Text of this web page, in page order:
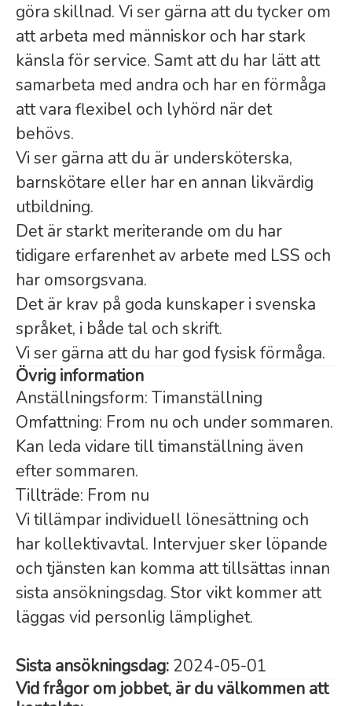
göra skillnad. Vi ser gärna att du tycker om
att arbeta med människor och har stark
känsla för service. Samt att du har lätt att
samarbeta med andra och har en förmåga
att vara flexibel och lyhörd när det
behövs.
Vi ser gärna att du är undersköterska,
barnskötare eller har en annan likvärdig
utbildning.
Det är starkt meriterande om du har
tidigare erfarenhet av arbete med LSS och
har omsorgsvana.
Det är krav på goda kunskaper i svenska
språket, i både tal och skrift.
Vi ser gärna att du har god fysisk förmåga.
Övrig information
Anställningsform: Timanställning
Omfattning: From nu och under sommaren.
Kan leda vidare till timanställning även
efter sommaren.
Tillträde: From nu
Vi tillämpar individuell lönesättning och
har kollektivavtal. Intervjuer sker löpande
och tjänsten kan komma att tillsättas innan
sista ansökningsdag. Stor vikt kommer att
läggas vid personlig lämplighet.
Sista ansökningsdag: 2024-05-01
Vid frågor om jobbet, är du välkommen att